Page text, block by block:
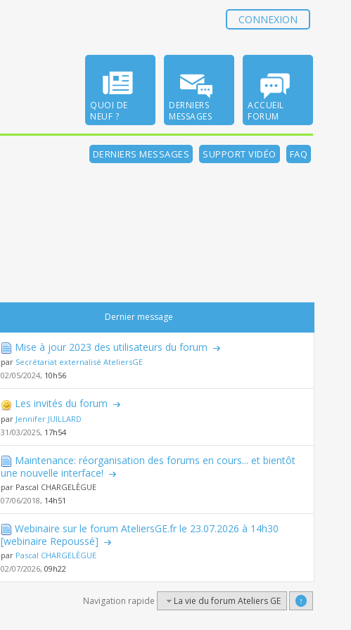
CONNEXION
QUOI DE
NEUF ?
DERNIERS
MESSAGES
ACCUEIL
FORUM
DERNIERS MESSAGES SUPPORT VIDÉO FAQ
Dernier message
Mise à jour 2023 des utilisateurs du forum
par Secrétariat externalisé AteliersGE
02/05/2024, 10h56
Les invités du forum
par Jennifer JUILLARD
31/03/2025, 17h54
Maintenance: réorganisation des forums en cours... et bientôt
une nouvelle interface!
par Pascal CHARGELÈGUE
07/06/2018, 14h51
Webinaire sur le forum AteliersGE.fr le 23.07.2026 à 14h30
[webinaire Repoussé]
par Pascal CHARGELÈGUE
02/07/2026,09h22
Navigation rapide La vie du forum Ateliers GE ↑